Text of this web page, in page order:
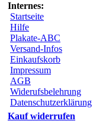
Internes:
Startseite
Hilfe
Plakate-ABC
Versand-Infos
Einkaufskorb
Impressum
AGB
Widerufsbelehrung
Datenschutzerklärung
Kauf widerrufen